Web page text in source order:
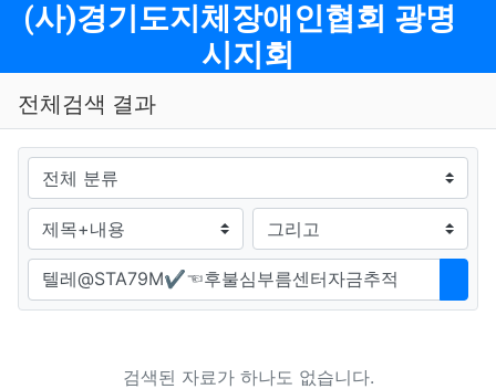
메뉴
(사)경기도지체장애인협회 광명
시지회
전체검색 결과
그룹
검색조건 검색방법
검색어
검
검색된 자료가 하나도 없습니다.